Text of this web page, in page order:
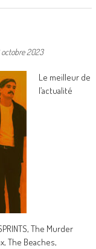
octobre 2023
Le meilleur de
l’actualité
The Murder
The Beaches,